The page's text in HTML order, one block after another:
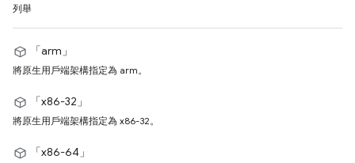
列舉
「arm」
將原生用戶端架構指定為 arm。
「x86-32」
將原生用戶端架構指定為 x86-32。
「x86-64」